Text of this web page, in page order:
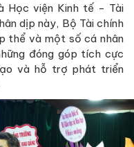
Học viện Kinh tế - Tài
dịp này, Bộ Tài chính
thể và một số cá nhân
đóng góp tích cực
và hỗ trợ phát triển